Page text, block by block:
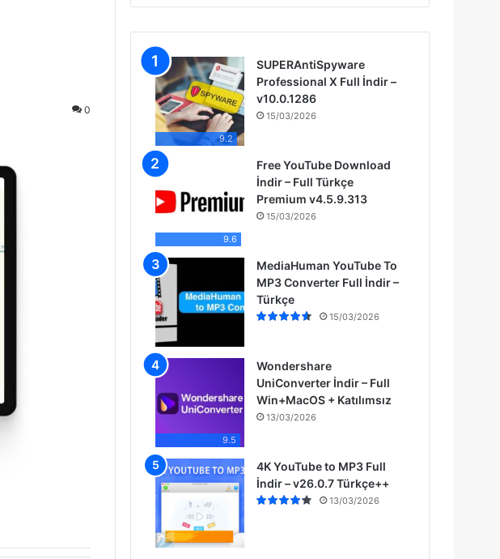
0
m
9.2
SUPERAntiSpyware
Professional X Full İndir –
v10.0.1286
15/03/2026
9.6
Free YouTube Download
İndir – Full Türkçe
Premium v4.5.9.313
15/03/2026
MediaHuman YouTube To
MP3 Converter Full İndir –
Türkçe
15/03/2026
9.5
Wondershare
UniConverter İndir – Full
Win+MacOS + Katılımsız
13/03/2026
4K YouTube to MP3 Full
İndir – v26.0.7 Türkçe++
13/03/2026